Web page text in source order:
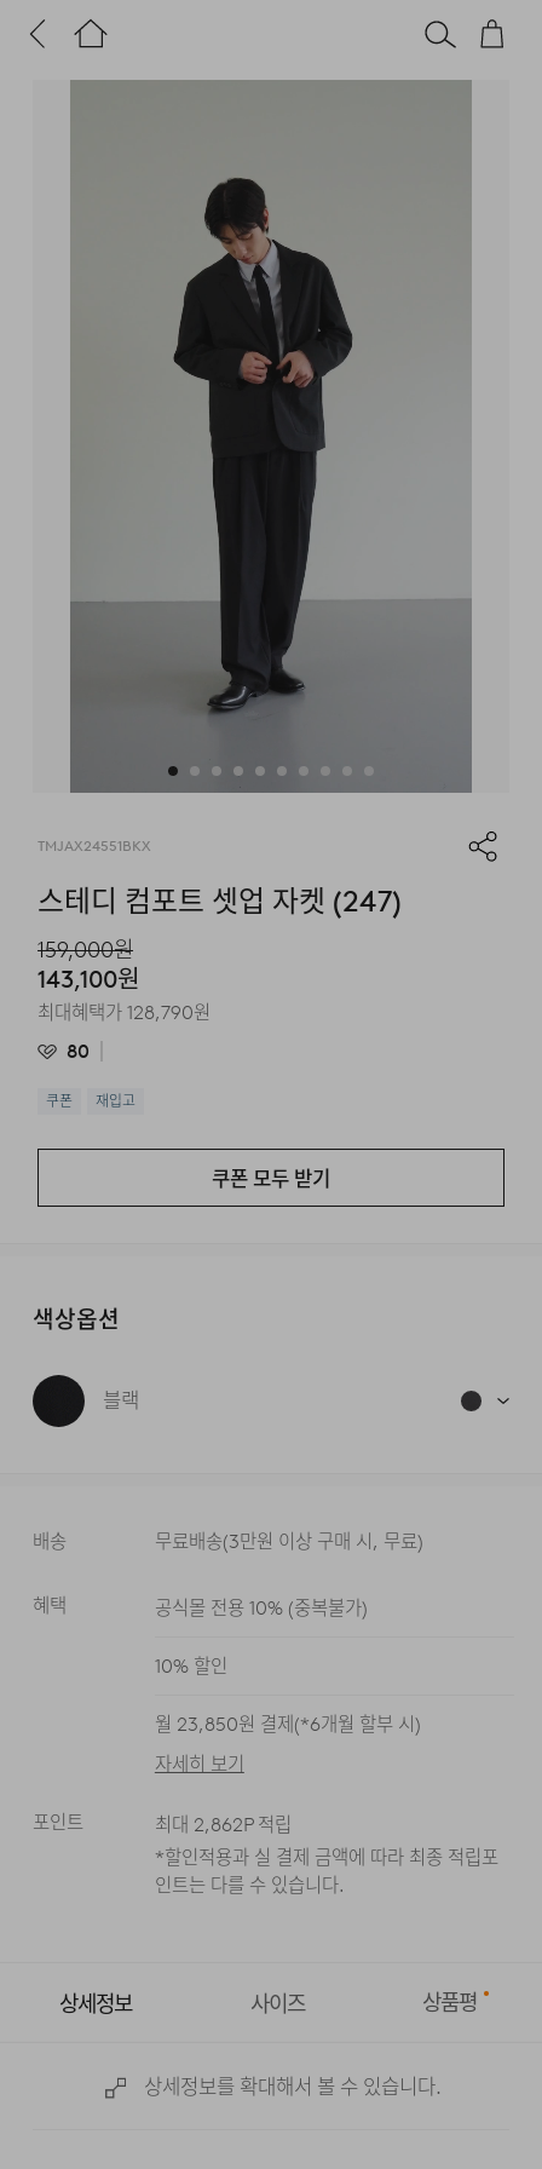
TMJAX24551BKX
스테디 컴포트 셋업 자켓 (247)
143,100원
159,000원
최대혜택가128,790원
80
쿠폰 재입고
쿠폰 모두 받기
색상옵션
블랙
다크 그레이
배송 무료배송(3만원 이상 구매 시, 무료)
혜택 공식몰 전용 10%(중복불가)
10% 할인
월 23,850원 결제(*6개월 할부 시)
자세히 보기
포인트 최대 2,862P 적립
*할인적용과 실 결제 금액에 따라 최종 적립포
인트는 다를 수 있습니다.
상세정보 사이즈 상품평
상세정보를 확대해서 볼 수 있습니다.